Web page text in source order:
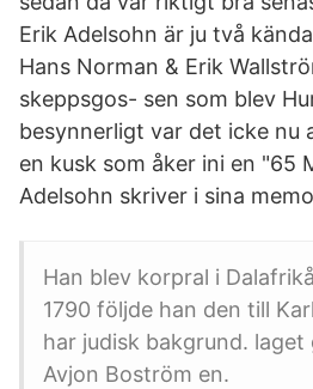
Erik Adelsohn är ju två
Hans Norman & Erik
skeppsgos- sen som blev
besynnerligt var det icke nu
en kusk som åker ini en "65
Adelsohn skriver i sina
Han blev korpral i
1790 följde han den till
har judisk bakgrund. laget
Avjon Boström en.